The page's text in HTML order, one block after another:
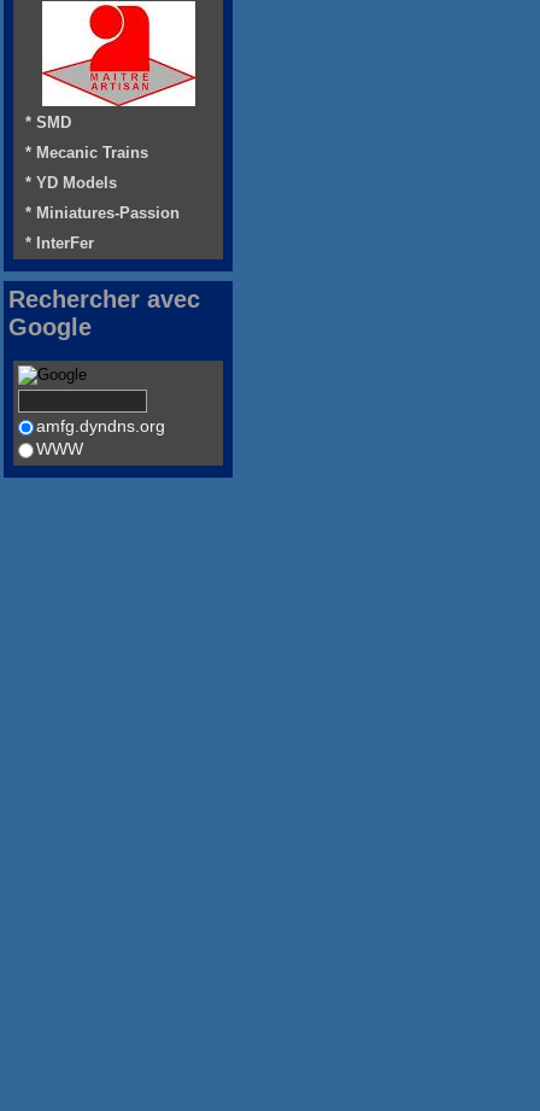
* SMD
* Mecanic Trains
* YD Models
* Miniatures-Passion
* InterFer
Rechercher avec
Google
amfg.dyndns.org
WWW